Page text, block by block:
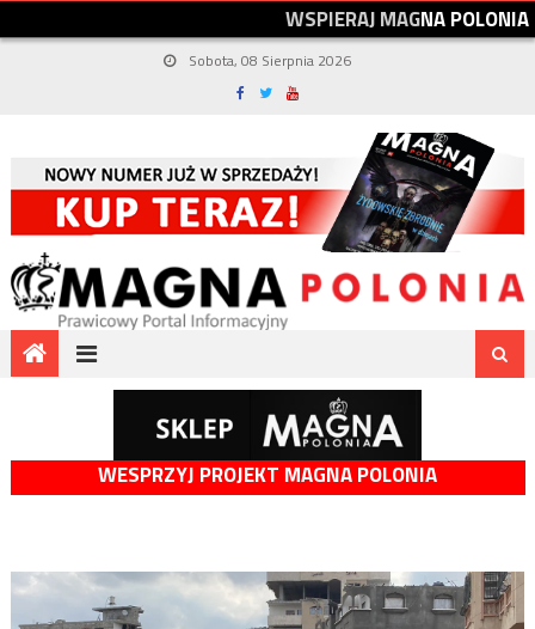
WSPIERAJMAGNAPOLONIA
Sobota, 08 Sierpnia 2026
WESPRZYJ PROJEKT MAGNA POLONIA